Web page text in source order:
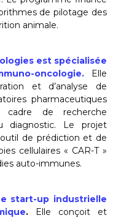
de pilotage des
animale.
est spécialisée
oncologie. Elle
et d’analyse de
pharmaceutiques
de recherche
diagnostic. Le projet
de prédiction et de
cellulaires « CAR-T »
auto-immunes.
start-up industrielle
. Elle conçoit et